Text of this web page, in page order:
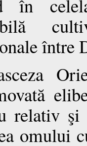
în
între
relativ şi
omului